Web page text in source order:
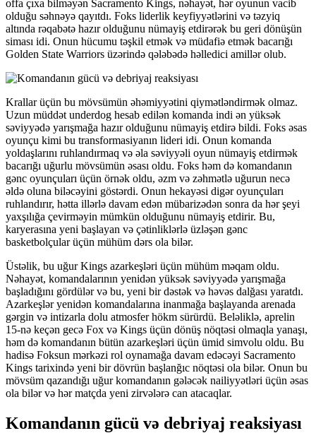
offa çıxa bilməyən Sacramento Kings, nəhayət, hər oyunun vacib
olduğu səhnəyə qayıtdı. Foks liderlik keyfiyyətlərini və təzyiq
altında rəqabətə hazır olduğunu nümayiş etdirərək bu geri dönüşün
siması idi. Onun hücumu təşkil etmək və müdafiə etmək bacarığı
Golden State Warriors üzərində qələbədə həlledici amillər olub.
Krallar üçün bu mövsümün əhəmiyyətini qiymətləndirmək olmaz.
Uzun müddət underdog hesab edilən komanda indi ən yüksək
səviyyədə yarışmağa hazır olduğunu nümayiş etdirə bildi. Foks əsas
oyunçu kimi bu transformasiyanın lideri idi. Onun komanda
yoldaşlarını ruhlandırmaq və əla səviyyəli oyun nümayiş etdirmək
bacarığı uğurlu mövsümün əsası oldu. Foks həm də komandanın
gənc oyunçuları üçün örnək oldu, əzm və zəhmətlə uğurun necə
əldə oluna biləcəyini göstərdi. Onun hekayəsi digər oyunçuları
ruhlandırır, hətta illərlə davam edən mübarizədən sonra da hər şeyi
yaxşılığa çevirməyin mümkün olduğunu nümayiş etdirir. Bu,
karyerasına yeni başlayan və çətinliklərlə üzləşən gənc
basketbolçular üçün mühüm dərs ola bilər.
Üstəlik, bu uğur Kings azarkeşləri üçün mühüm məqam oldu.
Nəhayət, komandalarının yenidən yüksək səviyyədə yarışmağa
başladığını gördülər və bu, yeni bir dəstək və həvəs dalğası yaratdı.
Azarkeşlər yenidən komandalarına inanmağa başlayanda arenada
gərgin və intizarla dolu atmosfer hökm sürürdü. Beləliklə, aprelin
15-nə keçən gecə Fox və Kings üçün dönüş nöqtəsi olmaqla yanaşı,
həm də komandanın bütün azarkeşləri üçün ümid simvolu oldu. Bu
hadisə Foksun mərkəzi rol oynamağa davam edəcəyi Sacramento
Kings tarixində yeni bir dövrün başlanğıc nöqtəsi ola bilər. Onun bu
mövsüm qazandığı uğur komandanın gələcək nailiyyətləri üçün əsas
ola bilər və hər matçda yeni zirvələrə can atacaqlar.
Komandanın gücü və debriyaj reaksiyası